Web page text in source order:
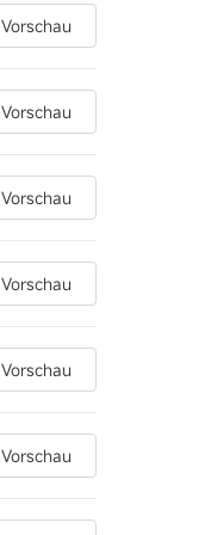
Vorschau
Vorschau
Vorschau
Vorschau
Vorschau
Vorschau